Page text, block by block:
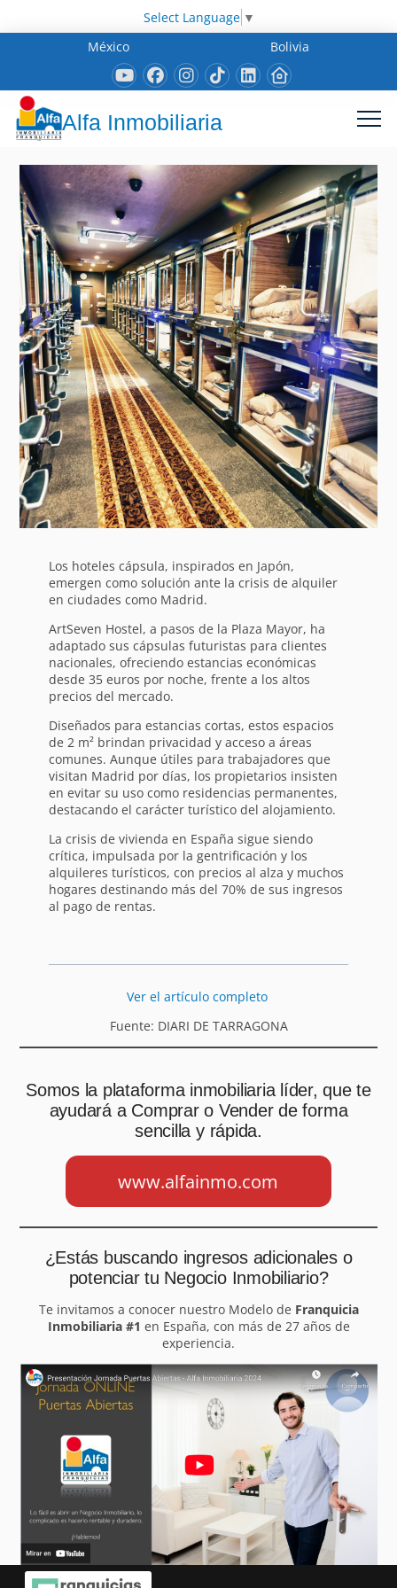
Select Language ▼
México
Bolivia
Alfa Inmobiliaria
Los hoteles cápsula, inspirados en Japón,
emergen como solución ante la crisis de alquiler
en ciudades como Madrid.
ArtSeven Hostel, a pasos de la Plaza Mayor, ha
adaptado sus cápsulas futuristas para clientes
nacionales, ofreciendo estancias económicas
desde 35 euros por noche, frente a los altos
precios del mercado.
Diseñados para estancias cortas, estos espacios
de 2 m² brindan privacidad y acceso a áreas
comunes. Aunque útiles para trabajadores que
visitan Madrid por días, los propietarios insisten
en evitar su uso como residencias permanentes,
destacando el carácter turístico del alojamiento.
La crisis de vivienda en España sigue siendo
crítica, impulsada por la gentrificación y los
alquileres turísticos, con precios al alza y muchos
hogares destinando más del 70% de sus ingresos
al pago de rentas.
Ver el artículo completo
Fuente: DIARI DE TARRAGONA
Somos la plataforma inmobiliaria líder, que te
ayudará a Comprar o Vender de forma
sencilla y rápida.
www.alfainmo.com
¿Estás buscando ingresos adicionales o
potenciar tu Negocio Inmobiliario?
Te invitamos a conocer nuestro Modelo de Franquicia
Inmobiliaria #1 en España, con más de 27 años de
experiencia.